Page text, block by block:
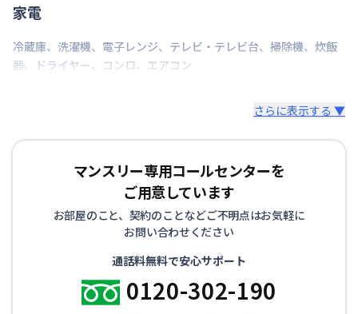
家電
冷蔵庫、 洗濯機、 電子レンジ、 テレビ・テレビ台、 掃除機、 炊飯
器、 ドライヤー、 コンロ、 エアコン
さらに表示する ▼
マンスリー専用コールセンターを
ご用意しています
お部屋のこと、契約のことなどご不明点はお気軽に
お問い合わせください
通話料無料で安心サポート
0120-302-190